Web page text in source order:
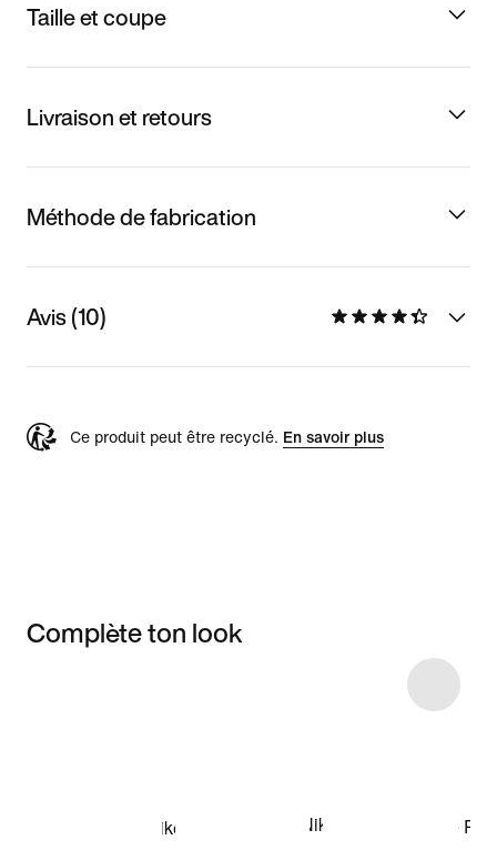
Taille et coupe
Livraison et retours
Méthode de fabrication
Avis (10)
Ce produit peut être recyclé. En savoir plus
Complète ton look